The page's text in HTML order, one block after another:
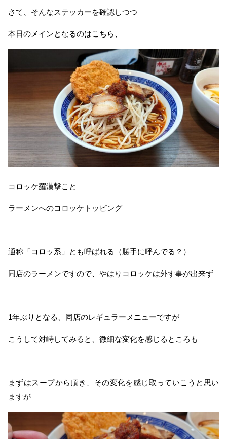
さて、そんなステッカーを確認しつつ
本日のメインとなるのはこちら、
コロッケ羅漢撃こと
ラーメンへのコロッケトッピング
通称「コロッ系」とも呼ばれる（勝手に呼んでる？）
同店のラーメンですので、やはりコロッケは外す事が出来ず
1年ぶりとなる、同店のレギュラーメニューですが
こうして対峙してみると、微細な変化を感じるところも
まずはスープから頂き、その変化を感じ取っていこうと思い
ますが